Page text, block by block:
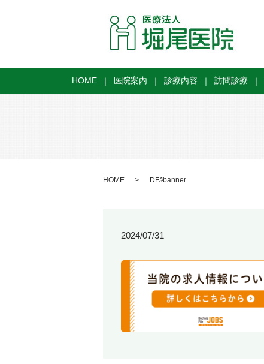
HOME 医院案内 診療内容 訪問診療
HOME DFJbanner
2024/07/31